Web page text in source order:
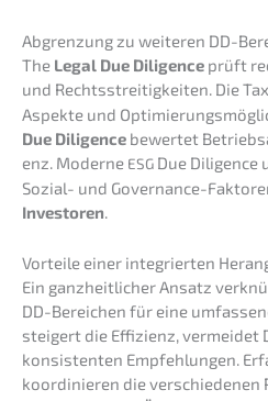
Abgren­zung zu weite­ren DD-
The Legal Due Diligence prüft
und Rechts­strei­tig­kei­ten. Die Tax
Aspek­te und
Due Diligence bewer­tet
enz. Moder­ne ESG Due
Sozial- und Gover­nan­ce-
Inves­to­ren.
Vortei­le einer integrier­ten
Ein ganzheit­li­cher Ansatz
DD-Berei­chen für eine
steigert die Effizi­enz,
konsis­ten­ten Empfeh­lun­gen.
koordi­nie­ren die